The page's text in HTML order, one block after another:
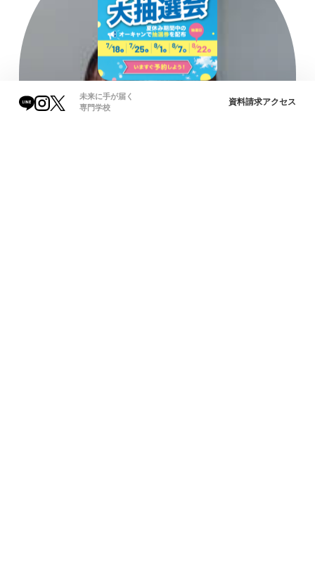
未来に手が届く
専門学校
資料請求アクセス